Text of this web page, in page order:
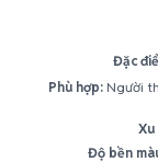
Đặc
Phù hợp:Người
Xu
Độ bền